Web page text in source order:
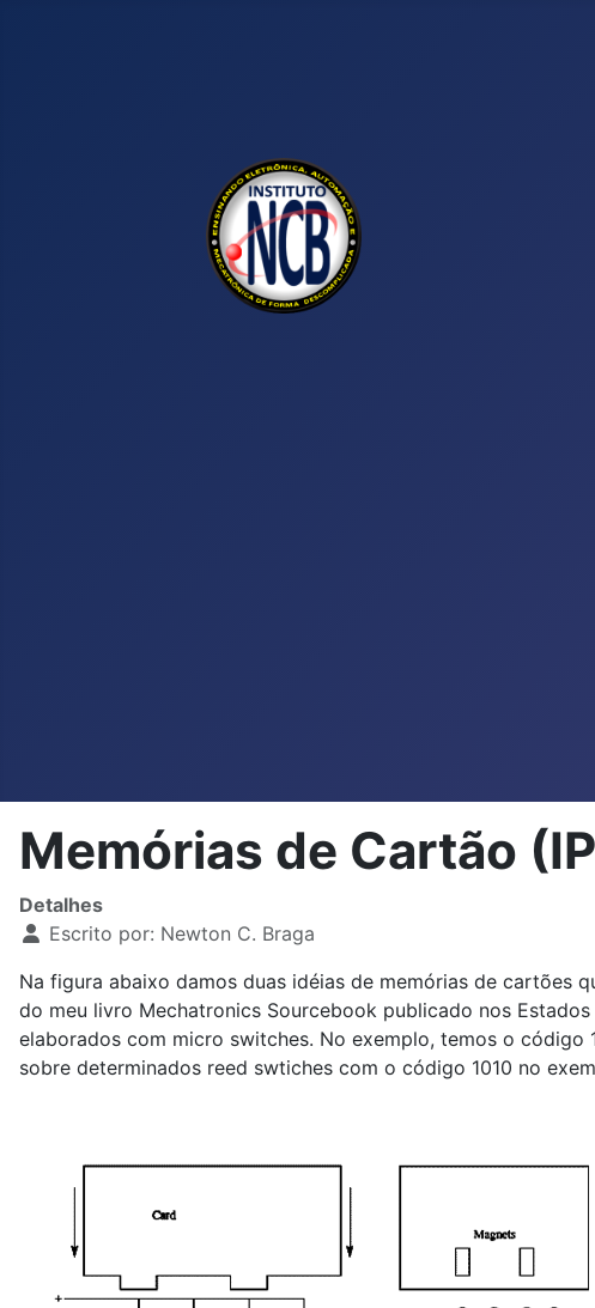
Memórias de Cartão
Detalhes
Escrito por: Newton C. Braga
Na figura abaixo damos duas idéias de memórias de cartões
do meu livro Mechatronics Sourcebook publicado nos
elaborados com micro switches. No exemplo, temos o
sobre determinados reed swtiches com o código 1010 no